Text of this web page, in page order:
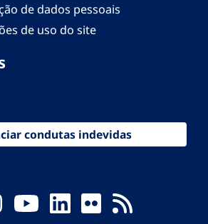
de dados pessoais
de uso do site
condutas indevidas